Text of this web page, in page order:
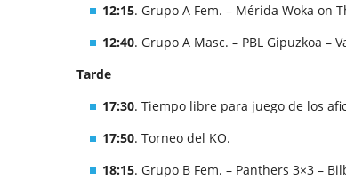
12:15. Grupo A Fem. – Mérida Woka on
12:40. Grupo A Masc. – PBL Gipuzkoa –
Tarde
17:30. Tiempo libre para juego de los
17:50. Torneo del KO.
18:15. Grupo B Fem. – Panthers 3×3 –